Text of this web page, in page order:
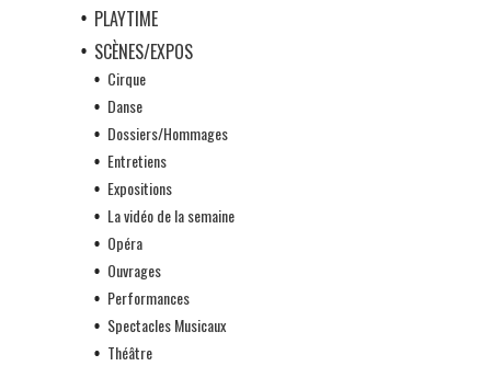
PLAYTIME
SCÈNES/EXPOS
Cirque
Danse
Dossiers/Hommages
Entretiens
Expositions
La vidéo de la semaine
Opéra
Ouvrages
Performances
Spectacles Musicaux
Théâtre